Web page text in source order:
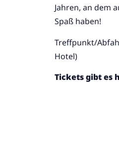
Jahren, an dem
Spaß haben!
Treffpunkt/
Hotel)
Tickets gibt es